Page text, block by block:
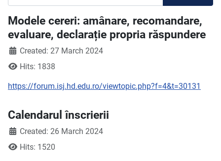
Modele cereri: amânare, recomandare,
evaluare, declarație propria răspundere
Created: 27 March 2024
Hits: 1838
https://forum.isj.hd.edu.ro/viewtopic.php?f=4&t=30131
Calendarul înscrierii
Created: 26 March 2024
Hits: 1520